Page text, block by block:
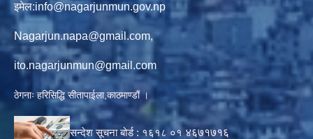
इमेल:info@nagarjunmun.gov.np
Nagarjun.napa@gmail.com,
ito.nagarjunmun@gmail.com
ठेगनाः हरिसिद्धि सीतापाईला,काठमाण्डौं ।
सन्देश सूचना बोर्ड : १६१८ ०१४६७१७१६